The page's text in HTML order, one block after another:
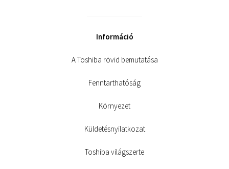
Információ
A Toshiba rövid bemutatása
Fenntarthatóság
Környezet
Küldetésnyilatkozat
Toshiba világszerte